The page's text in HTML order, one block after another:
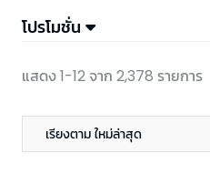
โปรโมชั่น
แสดง 1-12 จาก 2,378 รายการ
เรียงตาม ใหม่ล่าสุด